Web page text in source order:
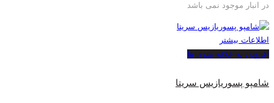
در انبار موجود نمی باشد
اطلاعات بیشتر
افزودن به علاقه مندی ها
شامپو پسوریازیس سریتا